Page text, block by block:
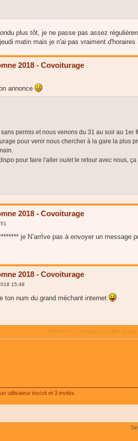
plus tôt, je ne passe pas assez
matin mais je n'ai pas vraiment
2018 - Covoiturage
annonce
permis et nous venons du 31 au soir au 1er
pour venir nous chercher à la gare la plus
pour faire l'aller ou/et le retour avec nous,
2018 - Covoiturage
je N’arrIve pas à envoyer un message
2018 - Covoiturage
15:48
ton num du grand méchant internet
Afficher les messages publiés depuis
utilisateur inscrit et 3 invités